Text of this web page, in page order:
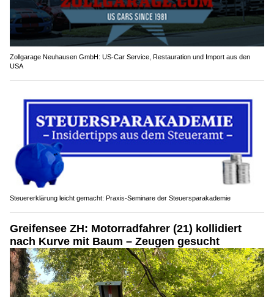
Zollgarage Neuhausen GmbH: US-Car Service, Restauration und Import aus den
USA
Steuererklärung leicht gemacht: Praxis-Seminare der Steuersparakademie
Greifensee ZH: Motorradfahrer (21) kollidiert
nach Kurve mit Baum – Zeugen gesucht